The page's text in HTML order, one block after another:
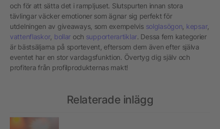
och för att sätta det i rampljuset. Slutspurten innan stora
tävlingar väcker emotioner som ägnar sig perfekt för
utdelningen av giveaways, som exempelvis solglasögon kepsar,
vattenflaskor, bollar och supporterartiklar. Dessa fem kategorier
är bästsäljarna på sportevent, eftersom dem även efter själva
eventet har en stor vardagsfunktion. Övertyg dig själv och
profitera från profilprodukternas makt!
Relaterade inlägg